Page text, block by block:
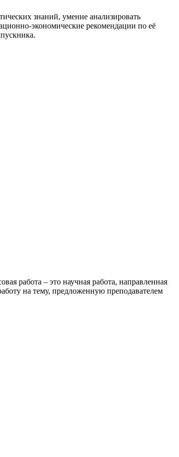
знаний, умение анализировать
экономические рекомендации по её
работа – это научная работа, направленная
на тему, предложенную преподавателем